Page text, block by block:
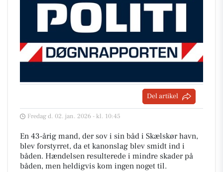
Del artikel
Fredag d. 02. jan. 2026 - kl. 10:45
En 43-årig mand, der sov i sin båd i Skælskør havn,
blev forstyrret, da et kanonslag blev smidt ind i
båden. Hændelsen resulterede i mindre skader på
båden, men heldigvis kom ingen noget til.